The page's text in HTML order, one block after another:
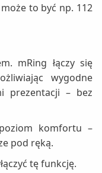
to być np. 112
mRing łączy się
wygodne
prezentacji – bez
komfortu –
pod ręką.
tę funkcję.